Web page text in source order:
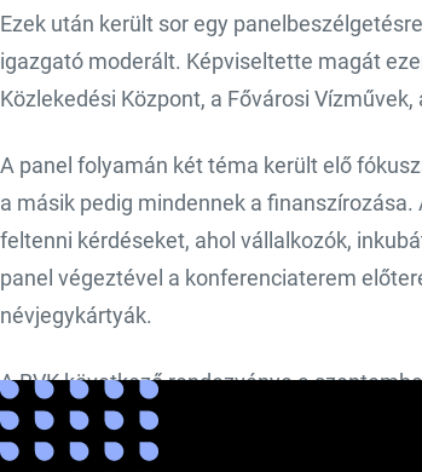
Ezek után került sor egy
igazgató moderált. Képviseltette magát
Közlekedési Központ, a Fővárosi
A panel folyamán két téma került elő
a másik pedig mindennek a
feltenni kérdéseket, ahol vállalkozók,
panel végeztével a konferenciaterem
névjegykártyák.
A BVK következő rendezvénye a
Ilyés Márton egy nagyszabású
ígérete alapján folytatják eddig